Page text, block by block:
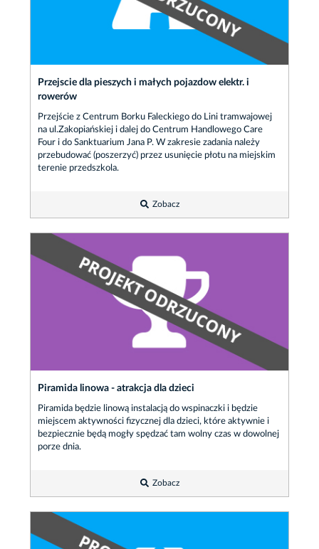
Przejscie dla pieszych i małych pojazdow elektr. i
rowerów
Przejście z Centrum Borku Faleckiego do Lini tramwajowej
na ul.Zakopiańskiej i dalej do Centrum Handlowego Care
Four i do Sanktuarium Jana P. W zakresie zadania należy
przebudować (poszerzyć) przez usunięcie płotu na miejskim
terenie przedszkola.
Zobacz
Piramida linowa - atrakcja dla dzieci
Piramida będzie linową instalacją do wspinaczki i będzie
miejscem aktywności fizycznej dla dzieci, które aktywnie i
bezpiecznie będą mogły spędzać tam wolny czas w dowolnej
porze dnia.
Zobacz